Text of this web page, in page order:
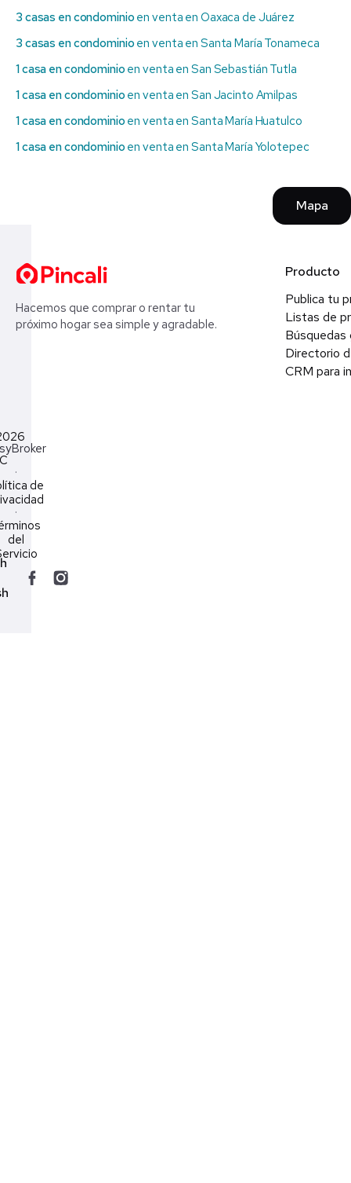
3 casas en condominio en venta en Oaxaca de Juárez
3 casas en condominio en venta en Santa María Tonameca
1 casa en condominio en venta en San Sebastián Tutla
1 casa en condominio en venta en San Jacinto Amilpas
1 casa en condominio en venta en Santa María Huatulco
1 casa en condominio en venta en Santa María Yolotepec
Mapa
Hacemos que comprar o rentar tu
próximo hogar sea simple y agradable.
Producto
Publica tu
Listas de
Búsquedas
Directorio
CRM para
·
de
·
del